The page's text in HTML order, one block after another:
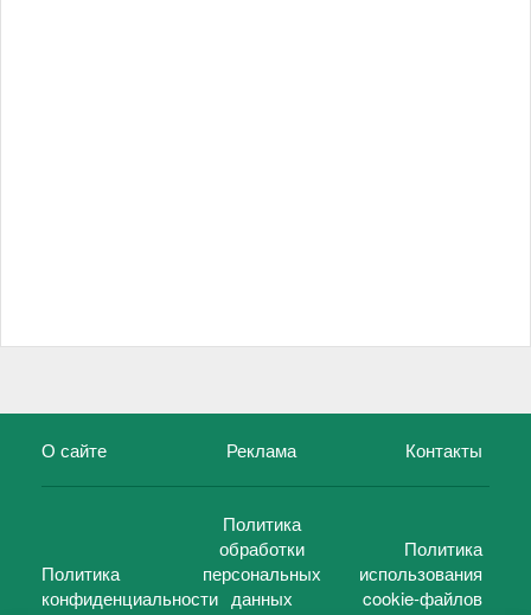
О сайте Реклама Контакты
Политика
конфиденциальности
Политика
обработки
персональных
данных
Политика
использования
cookie-файлов